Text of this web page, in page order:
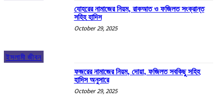
ইসলামী জীবন
যোহরের নামাজের নিয়ম, রাকআত ও ফজিলত সংক্রান্ত
সহিহ হাদিস
October 29, 2025
ফজরের নামাজের নিয়ম, দোয়া, ফজিলত সবকিছু সহিহ
হাদিস অনুসারে
October 29, 2025